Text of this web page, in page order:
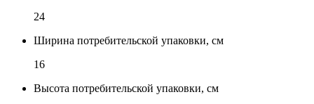
24
Ширина потребительской упаковки, см
16
Высота потребительской упаковки, см